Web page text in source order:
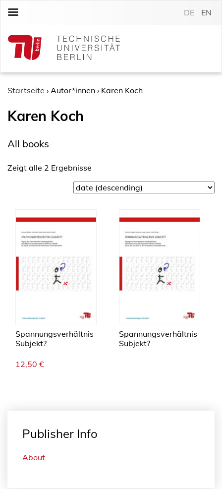
c
DE EN
Startseite › Autor*innen › Karen Koch
Karen Koch
All books
Zeigt alle 2 Ergebnisse
Spannungsverhältnis
Subjekt?
12,50 €
Spannungsverhältnis
Subjekt?
Publisher Info
About